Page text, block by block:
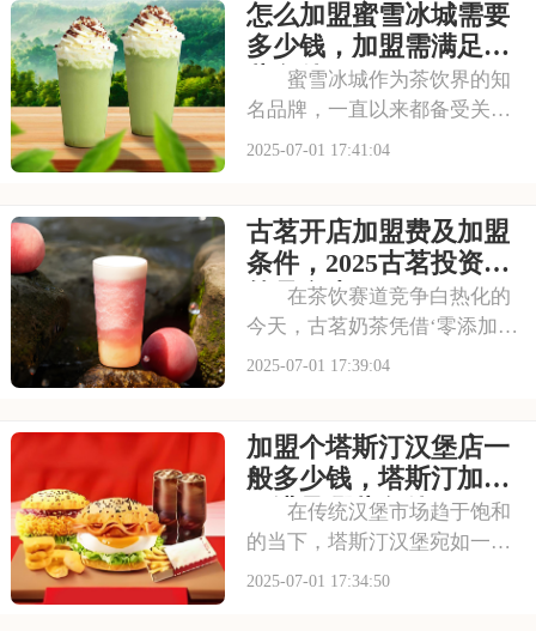
力和市场潜力，让众多投资者
心动不已，那么加盟蜜雪冰城
需要多少费用呢？以下
怎么加盟蜜雪冰城需要
多少钱，加盟需满足哪
些条件
蜜雪冰城作为茶饮界的知
名品牌，一直以来都备受关
注。它以丰富的产品线和高性
班族，都是蜜雪冰城的忠实粉
丝。那么，加盟蜜雪冰城的费
用究竟是多少呢？下面
2025-07-01 17:41:04
古茗开店加盟费及加盟
条件，2025古茗投资预
算是多少
在茶饮赛道竞争白热化的
今天，古茗奶茶凭借‘零添加、
低糖健康’的差异化定位，深受
要多少钱？下面就来看看古茗
开店加盟费及加盟条件，2025
古茗投资预
2025-07-01 17:39:04
加盟个塔斯汀汉堡店一
般多少钱，塔斯汀加盟
要满足哪些条件
在传统汉堡市场趋于饱和
的当下，塔斯汀汉堡宛如一股
清流，以创新的姿态闯入大众
2025-07-01 17:34:50